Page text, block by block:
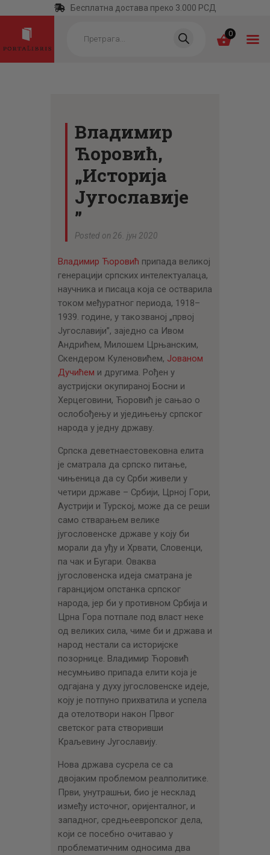
Бесплатна достава преко 3.000 РСД
search 0
КАТЕГОРИЈЕ
НАЈПРОДАВАНИЈЕ
НОВЕ КЊИГЕ
ОТРГНУТО ОД
ЗАБОРАВА
АУТОРИ
ЦЕНОВНИК
ПИСМО
Владимир
Ћоровић,
„Историја
Југославије
”
Posted on 26. јун 2020
Владимир Ћоровић припада великој
генерацији српских интелектуалаца,
научника и писаца која се остварила
током међуратног периода, 1918–
1939. године, у такозваној „првој
Југославији”, заједно са Ивом
Андрићем, Милошем Црњанским,
Скендером Куленовићем, Јованом
Дучићем и другима. Рођен у
аустријски окупираној Босни и
Херцеговини, Ћоровић је сањао о
ослобођењу и уједињењу српског
народа у једну државу.
Српска деветнаестовековна елита
је сматрала да српско питање,
чињеница да су Срби живели у
четири државе – Србији, Црној Гори,
Аустрији и Турској, може да се реши
само стварањем велике
југословенске државе у коју би
морали да уђу и Хрвати, Словенци,
па чак и Бугари. Оваква
југословенска идеја сматрана је
гаранцијом опстанка српског
народа, јер би у противном Србија и
Црна Гора потпале под власт неке
од великих сила, чиме би и држава и
народ нестали са историјске
позорнице. Владимир Ћоровић
несумњиво припада елити која је
одгајана у духу југословенске идеје,
коју је потпуно прихватила и успела
да отелотвори након Првог
светског рата створивши
Краљевину Југославију.
Нова држава сусрела се са
двојаким проблемом реалполитике.
Први, унутрашњи, био је несклад
између источног, оријенталног, и
западног, средњеевропског дела,
који се посебно очитавао у
проблематичним односима два